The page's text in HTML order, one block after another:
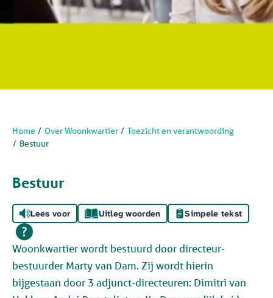
Home Over Woonkwartier
Toezicht en verantwoording
Bestuur
Bestuur
Lees voor Uitleg woorden Simpele tekst
Woonkwartier wordt bestuurd door directeur-
bestuurder Marty van Dam. Zij wordt hierin
bijgestaan door 3 adjunct-directeuren: Dimitri van